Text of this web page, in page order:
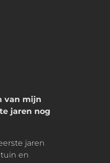
van mijn
jaren nog
jaren
en